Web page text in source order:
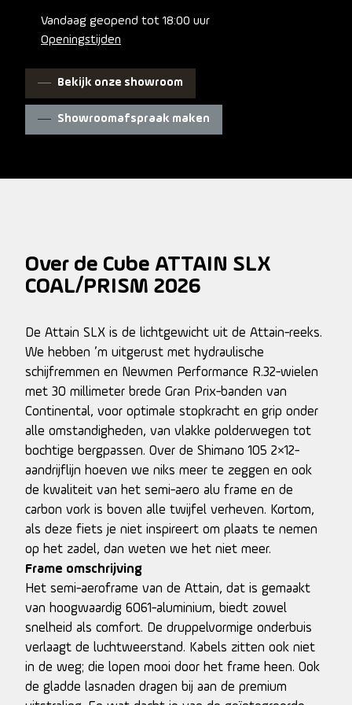
fris.Vandaag geopend tot 18:00 uur
Openingstijden
Bekijk onze showroom
Showroomafspraak maken
Over de Cube ATTAIN SLX
COAL/PRISM 2026
De Attain SLX is de lichtgewicht uit de Attain-reeks.
We hebben ’m uitgerust met hydraulische
schijfremmen en Newmen Performance R.32-wielen
met 30 millimeter brede Gran Prix-banden van
Continental, voor optimale stopkracht en grip onder
alle omstandigheden, van vlakke polderwegen tot
bochtige bergpassen. Over de Shimano 105 2×12-
aandrijflijn hoeven we niks meer te zeggen en ook
de kwaliteit van het semi-aero alu frame en de
carbon vork is boven alle twijfel verheven. Kortom,
als deze fiets je niet inspireert om plaats te nemen
op het zadel, dan weten we het niet meer.
Frame omschrijving
Het semi-aeroframe van de Attain, dat is gemaakt
van hoogwaardig 6061-aluminium, biedt zowel
snelheid als comfort. De druppelvormige onderbuis
verlaagt de luchtweerstand. Kabels zitten ook niet
in de weg; die lopen mooi door het frame heen. Ook
de gladde lasnaden dragen bij aan de premium